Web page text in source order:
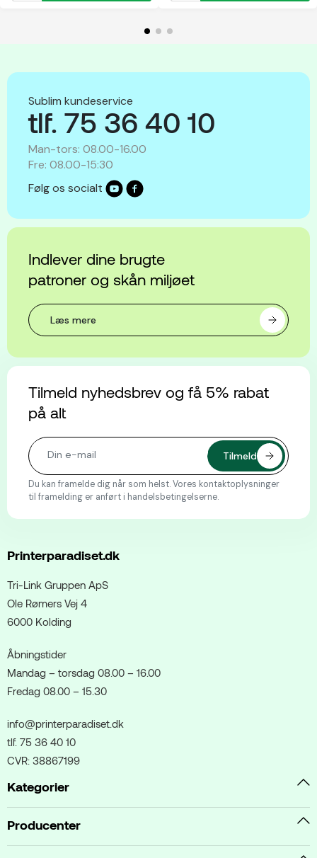
Sublim kundeservice
tlf. 75 36 40 10
Man-tors: 08.00-16.00
Fre: 08.00-15:30
Følg os socialt
Indlever dine brugte
patroner og skån miljøet
Læs mere
Tilmeld nyhedsbrev og få 5% rabat
på alt
Du kan framelde dig når som helst. Vores kontaktoplysninger
til framelding er anført i handelsbetingelserne.
Printerparadiset.dk
Tri-Link Gruppen ApS
Ole Rømers Vej 4
6000 Kolding
Åbningstider
Mandag – torsdag 08.00 – 16.00
Fredag 08.00 – 15.30
info@printerparadiset.dk
tlf. 75 36 40 10
CVR: 38867199
Kategorier
Producenter